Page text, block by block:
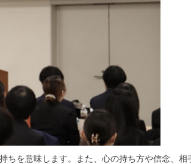
ちを意味します。また、心の持ち方や信念、相